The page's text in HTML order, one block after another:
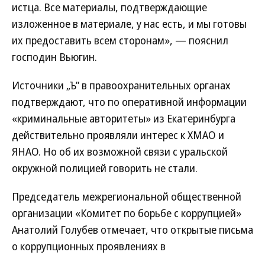
истца. Все материалы, подтверждающие
изложенное в материале, у нас есть, и мы готовы
их предоставить всем сторонам», — пояснил
господин Вьюгин.
Источники „Ъ” в правоохранительных органах
подтверждают, что по оперативной информации
«криминальные авторитеты» из Екатеринбурга
действительно проявляли интерес к ХМАО и
ЯНАО. Но об их возможной связи с уральской
окружной полицией говорить не стали.
Председатель межрегиональной общественной
организации «Комитет по борьбе с коррупцией»
Анатолий Голубев отмечает, что открытые письма
о коррупционных проявлениях в